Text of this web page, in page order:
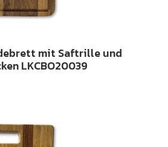
mit Saftrille und
LKCBO20039